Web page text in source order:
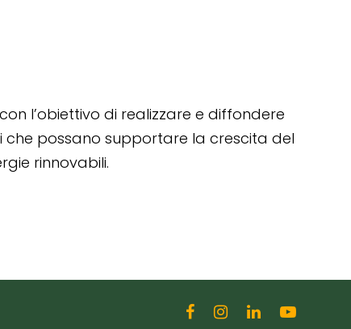
l’obiettivo di realizzare e diffondere
che possano supportare la crescita del
rinnovabili.